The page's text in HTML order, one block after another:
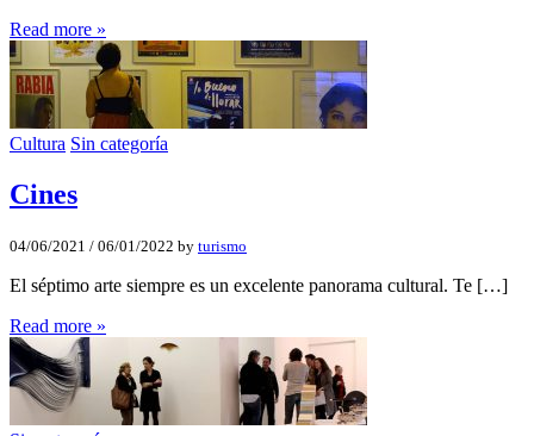
Read more »
Cultura Sin categoría
Cines
04/06/2021 / 06/01/2022 by turismo
El séptimo arte siempre es un excelente panorama cultural. Te […]
Read more »